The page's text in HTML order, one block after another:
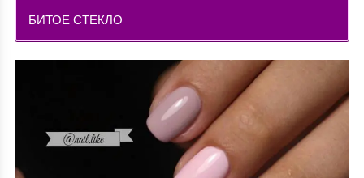
БИТОЕ СТЕКЛО